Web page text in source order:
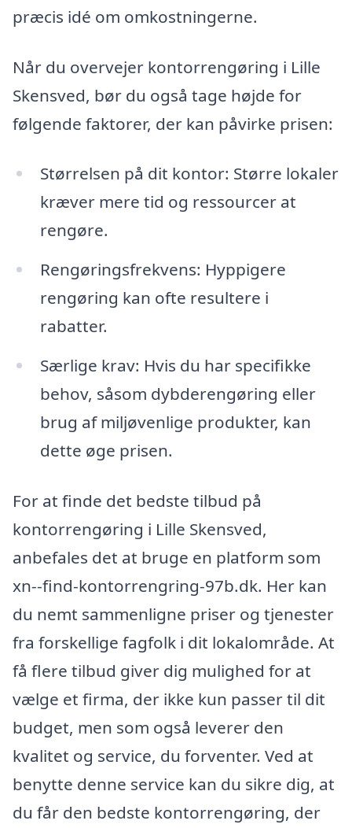
præcis idé om omkostningerne.
Når du overvejer kontorrengøring i Lille
Skensved, bør du også tage højde for
følgende faktorer, der kan påvirke prisen:
Størrelsen på dit kontor: Større lokaler
kræver mere tid og ressourcer at
rengøre.
Rengøringsfrekvens: Hyppigere
rengøring kan ofte resultere i
rabatter.
Særlige krav: Hvis du har specifikke
behov, såsom dybderengøring eller
brug af miljøvenlige produkter, kan
dette øge prisen.
For at finde det bedste tilbud på
kontorrengøring i Lille Skensved,
anbefales det at bruge en platform som
xn--find-kontorrengring-97b.dk. Her kan
du nemt sammenligne priser og tjenester
fra forskellige fagfolk i dit lokalområde. At
få flere tilbud giver dig mulighed for at
vælge et firma, der ikke kun passer til dit
budget, men som også leverer den
kvalitet og service, du forventer. Ved at
benytte denne service kan du sikre dig, at
du får den bedste kontorrengøring, der